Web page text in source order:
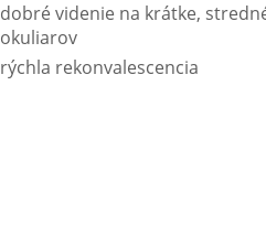
dobré videnie na krátke,
okuliarov
rýchla rekonvalescencia